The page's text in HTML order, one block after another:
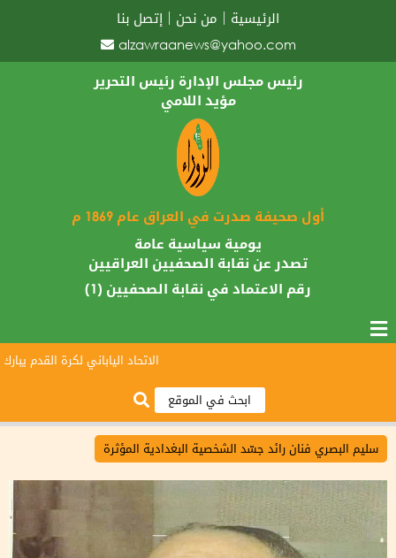
الرئيسية من نحن
إتصل بنا
alzawraanews@yahoo.com
رئيس مجلس الإدارة رئيس التحرير
مؤيد اللامي
أول صحيفة صدرت في العراق عام 1869 م
يومية سياسية عامة
تصدر عن نقابة الصحفيين العراقيين
رقم الاعتماد في نقابة الصحفيين (1)
الاتحاد الياباني لكرة القدم يبارك وصول
سليم البصري فنان رائد جسّد الشخصية البغدادية المؤثرة